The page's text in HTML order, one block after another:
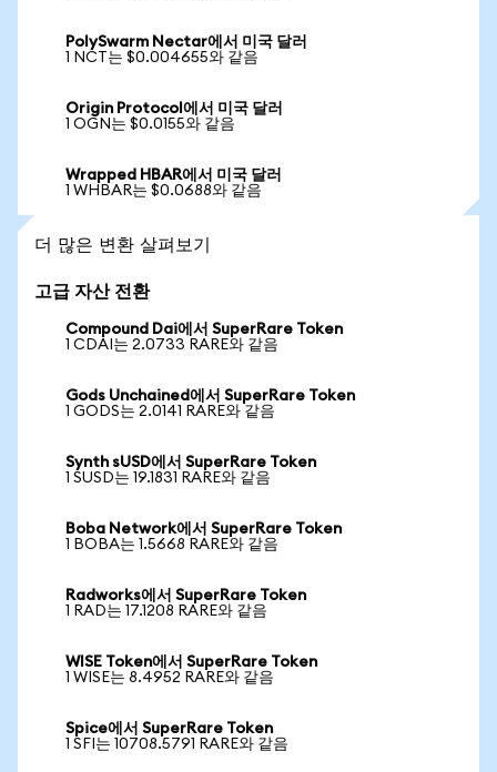
PolySwarm Nectar에서 미국 달러
1 NCT는 $0.004655와 같음
Origin Protocol에서 미국 달러
1 OGN는 $0.0155와 같음
Wrapped HBAR에서 미국 달러
1 WHBAR는 $0.0688와 같음
더 많은 변환 살펴보기
고급 자산 전환
Compound Dai에서 SuperRare Token
1 CDAI는 2.0733 RARE와 같음
Gods Unchained에서 SuperRare Token
1 GODS는 2.0141 RARE와 같음
Synth sUSD에서 SuperRare Token
1 SUSD는 19.1831 RARE와 같음
Boba Network에서 SuperRare Token
1 BOBA는 1.5668 RARE와 같음
Radworks에서 SuperRare Token
1 RAD는 17.1208 RARE와 같음
WISE Token에서 SuperRare Token
1 WISE는 8.4952 RARE와 같음
Spice에서 SuperRare Token
1 SFI는 10708.5791 RARE와 같음